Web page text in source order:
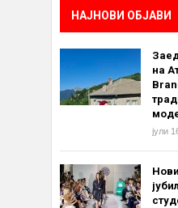
НАЈНОВИ ОБЈАВИ
на
јули